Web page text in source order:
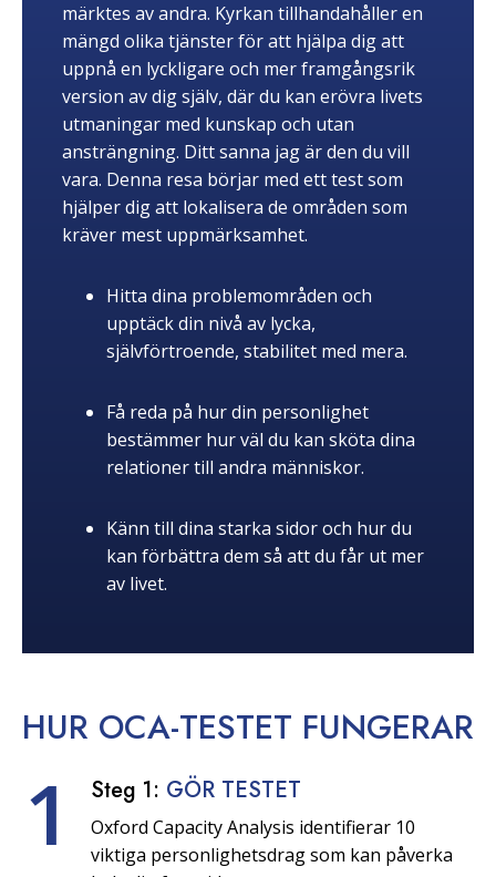
märktes av andra. Kyrkan tillhandahåller en
mängd olika tjänster för att hjälpa dig att
uppnå en lyckligare och mer framgångsrik
version av dig själv, där du kan erövra livets
utmaningar med kunskap och utan
ansträngning. Ditt sanna jag är den du vill
vara. Denna resa börjar med ett test som
hjälper dig att lokalisera de områden som
kräver mest uppmärksamhet.
Hitta dina problemområden och
upptäck din nivå av lycka,
självförtroende, stabilitet med mera.
Få reda på hur din personlighet
bestämmer hur väl du kan sköta dina
relationer till andra människor.
Känn till dina starka sidor och hur du
kan förbättra dem så att du får ut mer
av livet.
HUR OCA-TESTET FUNGERAR
1 Steg 1: GÖR TESTET
Oxford Capacity Analysis identifierar 10
viktiga personlighetsdrag som kan påverka